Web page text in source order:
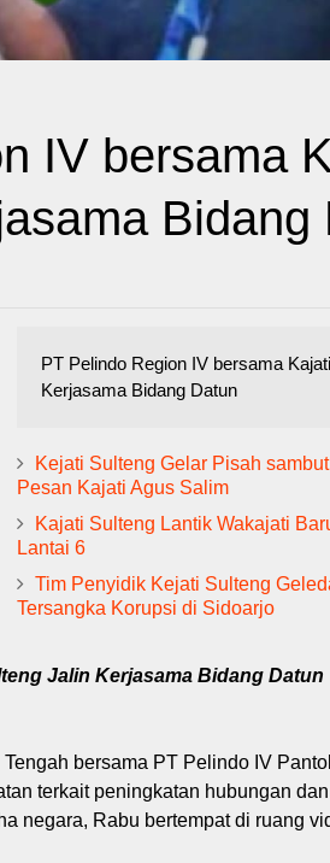
IV bersama
Bidang
PT Pelindo Region IV bersama
Kerjasama Bidang Datun
Kejati Sulteng Gelar Pisah
Pesan Kajati Agus Salim
Kajati Sulteng Lantik Wakajati
Lantai 6
Tim Penyidik Kejati Sulteng
Tersangka Korupsi di Sidoarjo
Jalin Kerjasama Bidang Datun
bersama PT Pelindo IV
terkait peningkatan hubungan
negara, Rabu bertempat di ruang